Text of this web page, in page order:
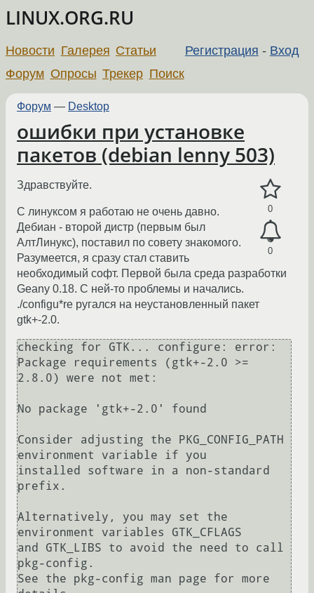
LINUX.ORG.RU
Регистрация - Вход
Новости Галерея Статьи
Форум Опросы Трекер Поиск
Форум — Desktop
ошибки при установке
пакетов (debian lenny 503)
0
0
Здравствуйте.
С линуксом я работаю не очень давно.
Дебиан - второй дистр (первым был
АлтЛинукс), поставил по совету знакомого.
Разумеется, я сразу стал ставить
необходимый софт. Первой была среда разработки
Geany 0.18. С ней-то проблемы и начались.
./configu*re ругался на неустановленный пакет
gtk+-2.0.
checking for GTK... configure: error:
Package requirements (gtk+-2.0 >=
2.8.0) were not met:
No package 'gtk+-2.0' found
Consider adjusting the PKG_CONFIG_PATH
environment variable if you
installed software in a non-standard
prefix.
Alternatively, you may set the
environment variables GTK_CFLAGS
and GTK_LIBS to avoid the need to call
pkg-config.
See the pkg-config man page for more